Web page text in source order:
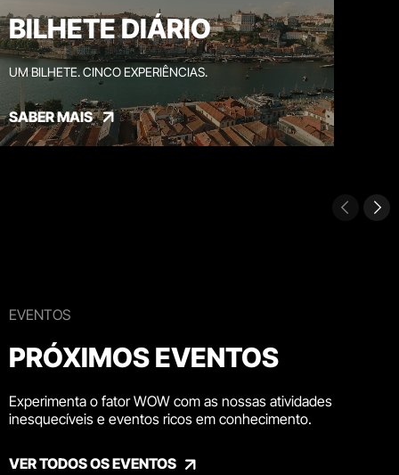
BILHETE DIÁRIO
UM BILHETE. CINCO EXPERIÊNCIAS.
SABER MAIS
EVENTOS
PRÓXIMOS EVENTOS
Experimenta o fator WOW com as nossas atividades
inesquecíveis e eventos ricos em conhecimento.
VER TODOS OS EVENTOS